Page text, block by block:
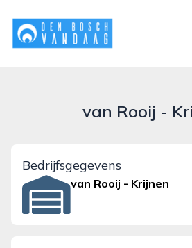
denboschvandaag.nl
van Rooij -
Bedrijfsgegevens
van Rooij - Krijnen